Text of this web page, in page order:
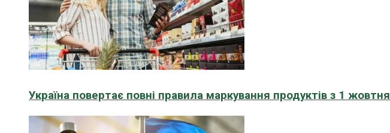
Україна повертає повні правила маркування продуктів з 1 жовтня